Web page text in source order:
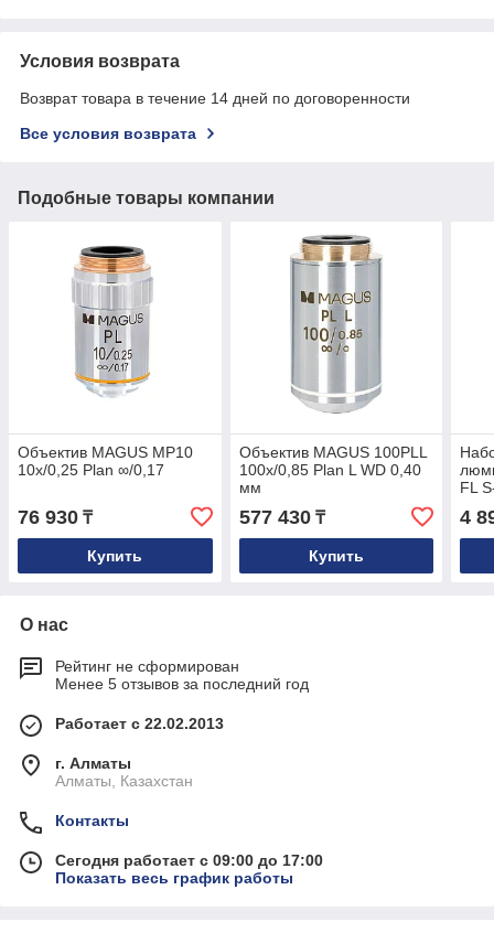
Условия возврата
Возврат товара в течение 14 дней по договоренности
Все условия возврата
Подобные товары компании
Объектив MAGUS MP10
10х/0,25 Plan ∞/0,17
76 930 ₸
Купить
Объектив MAGUS 100PLL
100х/0,85 Plan L WD 0,40
мм
577 430₸
Купить
FL
∞/
4
О нас
Рейтинг не сформирован
Менее 5 отзывов за последний год
Работает с 22.02.2013
г. Алматы
Алматы, Казахстан
Контакты
Сегодня работает с 09:00 до 17:00
Показать весь график работы